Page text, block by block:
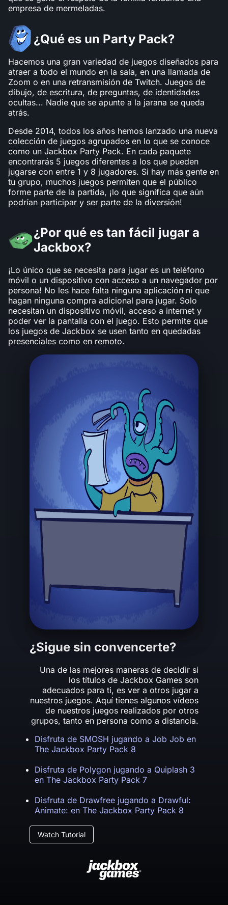
empresa de mermeladas.
¿Qué es un Party Pack?
Hacemos una gran variedad de juegos diseñados para
atraer a todo el mundo en la sala, en una llamada de
Zoom o en una retransmisión de Twitch. Juegos de
dibujo, de escritura, de preguntas, de identidades
ocultas... Nadie que se apunte a la jarana se queda
atrás.
Desde 2014, todos los años hemos lanzado una nueva
colección de juegos agrupados en lo que se conoce
como un Jackbox Party Pack. En cada paquete
encontrarás 5 juegos diferentes a los que pueden
jugarse con entre 1 y 8 jugadores. Si hay más gente en
tu grupo, muchos juegos permiten que el público
forme parte de la partida, ¡lo que significa que aún
podrían participar y ser parte de la diversión!
¿Por qué es tan fácil jugar a
Jackbox?
¡Lo único que se necesita para jugar es un teléfono
móvil o un dispositivo con acceso a un navegador por
persona! No les hace falta ninguna aplicación ni que
hagan ninguna compra adicional para jugar. Solo
necesitan un dispositivo móvil, acceso a internet y
poder ver la pantalla con el juego. Esto permite que
los juegos de Jackbox se usen tanto en quedadas
presenciales como en remoto.
¿Sigue sin convencerte?
Una de las mejores maneras de decidir si
los títulos de Jackbox Games son
adecuados para ti, es ver a otros jugar a
nuestros juegos. Aquí tienes algunos vídeos
de nuestros juegos realizados por otros
grupos, tanto en persona como a distancia.
Disfruta de SMOSH jugando a Job Job en
The Jackbox Party Pack 8
Disfruta de Polygon jugando a Quiplash 3
en The Jackbox Party Pack 7
Disfruta de Drawfree jugando a Drawful:
Animate: en The Jackbox Party Pack 8
Watch Tutorial